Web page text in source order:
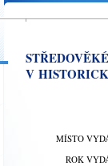
V
MÍSTO
ROK